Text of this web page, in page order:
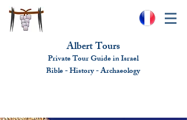
Albert Tours
Private Tour Guide in Israel
Bible - History - Archaeology